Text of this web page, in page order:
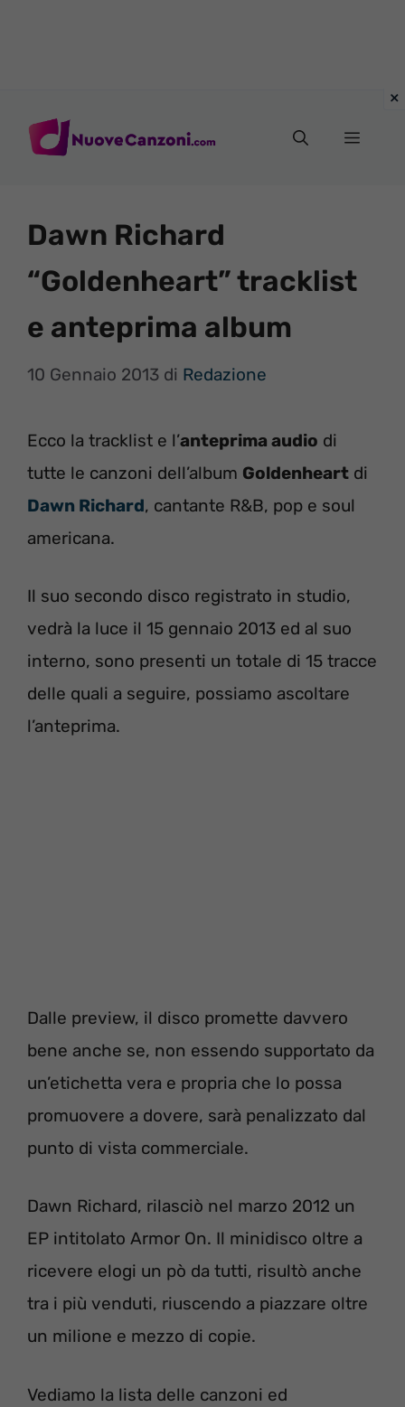
Menu
Dawn Richard
“Goldenheart” tracklist
e anteprima album
10 Gennaio 2013 di Redazione
Ecco la tracklist e l’anteprima audio di
tutte le canzoni dell’album Goldenheart di
Dawn Richard, cantante R&B, pop e soul
americana.
Il suo secondo disco registrato in studio,
vedrà la luce il 15 gennaio 2013 ed al suo
interno, sono presenti un totale di 15 tracce
delle quali a seguire, possiamo ascoltare
l’anteprima.
Dalle preview, il disco promette davvero
bene anche se, non essendo supportato da
un’etichetta vera e propria che lo possa
promuovere a dovere, sarà penalizzato dal
punto di vista commerciale.
Dawn Richard, rilasciò nel marzo 2012 un
EP intitolato Armor On. Il minidisco oltre a
ricevere elogi un pò da tutti, risultò anche
tra i più venduti, riuscendo a piazzare oltre
un milione e mezzo di copie.
Vediamo la lista delle canzoni ed